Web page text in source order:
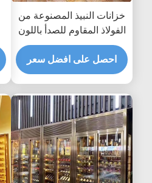
خزانات النبيذ المصنوعة من
الفولاذ المقاوم للصدأ باللون
الذهبي الوردي ، ثلاجة
ASTM 316L 201
احصل على افضل سعر